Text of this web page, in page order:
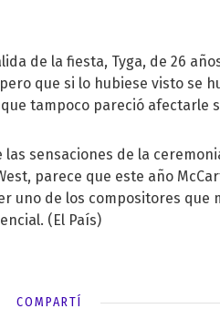
de la fiesta, Tyga, de 26
que si lo hubiese visto se
tampoco pareció afectarle
sensaciones de la
parece que este año
uno de los compositores que
(El País)
COMPARTÍ